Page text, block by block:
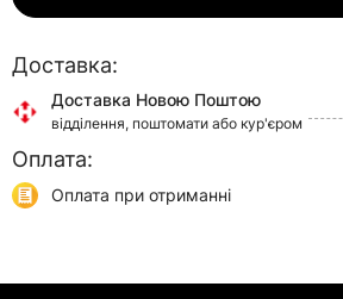
Доставка:
Доставка Новою Поштою
відділення, поштомати або кур'єром
Доставка Укр Поштою
Оплата:
Оплата при отриманні